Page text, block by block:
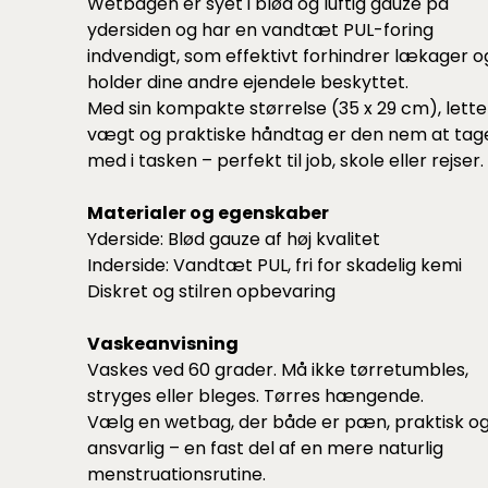
ydersiden og har en vandtæt PUL-foring
indvendigt, som effektivt forhindrer lækager
holder dine andre ejendele beskyttet.
Med sin kompakte størrelse (35 x 29 cm), lette
vægt og praktiske håndtag er den nem at
med i tasken – perfekt til job, skole eller rejser.
Materialer og egenskaber
Yderside: Blød gauze af høj kvalitet
Inderside: Vandtæt PUL, fri for skadelig kemi
Diskret og stilren opbevaring
Vaskeanvisning
Vaskes ved 60 grader. Må ikke tørretumbles,
stryges eller bleges. Tørres hængende.
Vælg en wetbag, der både er pæn, praktisk
ansvarlig – en fast del af en mere naturlig
menstruationsrutine.